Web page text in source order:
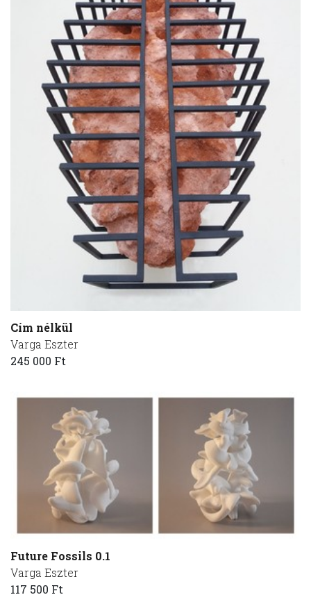
Cím nélkül
Varga Eszter
245 000 Ft
Future Fossils 0.1
Varga Eszter
117 500 Ft